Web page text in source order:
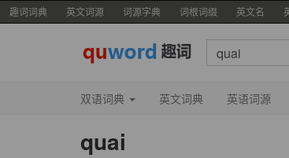
趣词词典 英文词源 词源字典 词根词缀 英文名
双语词典 英文词典 英语词源
quai